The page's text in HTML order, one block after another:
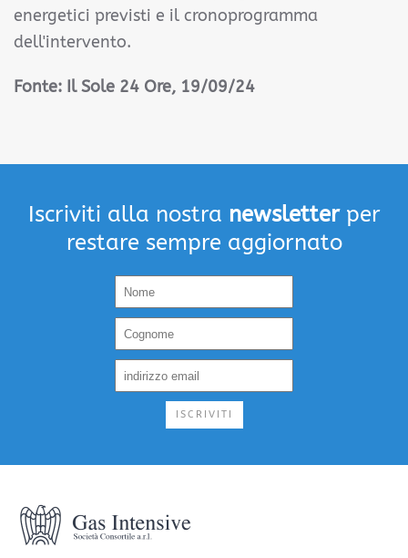
energetici previsti e il cronoprogramma
dell'intervento.
Fonte: Il Sole 24 Ore, 19/09/24
Iscriviti alla nostra newsletterper
restare sempre aggiornato
ISCRIVITI